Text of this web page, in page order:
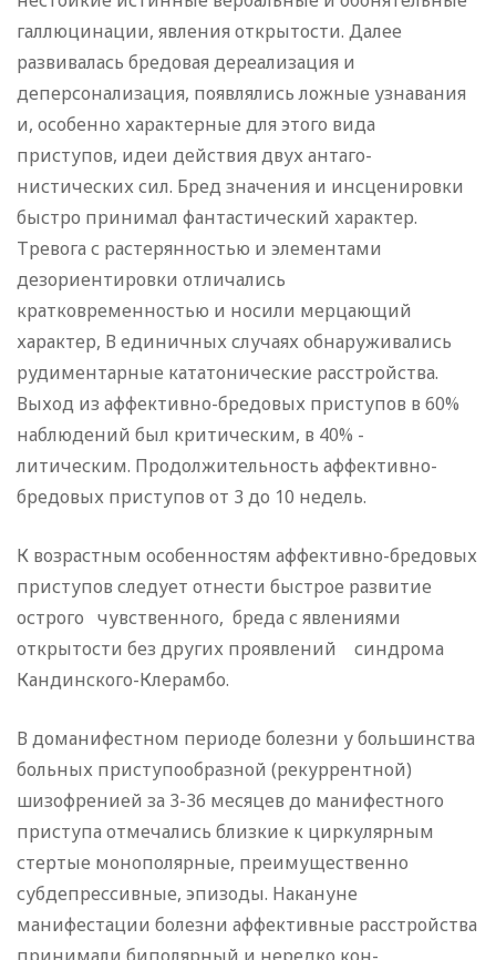
галлюцинации, явления открытос­ти. Далее
развивалась бредовая дереализация и
деперсонализация, появлялись ложные узнавания
и, особенно характер­ные для этого вида
приступов, идеи действия двух антаго­
нистических сил. Бред значения и инсценировки
быстро при­нимал фантастический характер.
Тревога с растерянностью и элементами
дезориентировки отличались
кратковременностью и носили мерцающий
характер, В единичных случаях обнару­живались
рудиментарные кататонические расстройства.
Выход из аффективно-бредовых приступов в 60%
наблюдений был критическим, в 40% -
литическим. Продолжительность аффек­тивно-
бредовых приступов от 3 до 10 недель.
К возрастным особенностям аффективно-бредовых
присту­пов следует отнести быстрое развитие
острого чувственного, бреда с явлениями
открытости без других проявлений синд­рома
Кандинского-Клерамбо.
В доманифестном периоде болезни у большинства
больных приступообразной (рекуррентной)
шизофренией за 3-36 меся­цев до манифестного
приступа отмечались близкие к цирку­лярным
стертые монополярные, преимущественно
субдеп­рессивные, эпизоды. Накануне
манифестации болезни аффек­тивные расстройства